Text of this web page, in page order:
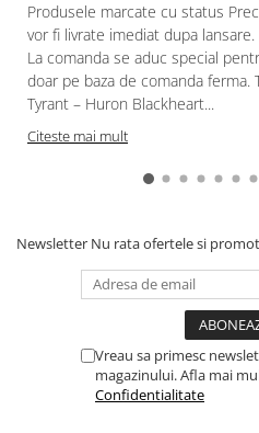
Age of Sigmar
Paints & Tools
Starter Sets
Friday The 13th
Marvel Univers
DC Univers
FUNKO POP!
Produsele marcate cu status
vor fi livrate imediat dupa
La comanda se aduc special
doar pe baza de comanda ferma.
Tyrant – Huron Blackheart...
Citeste mai mult
Newsletter Nu rata ofertele si
Vreau sa primesc
magazinului. Afla mai
Confidentialitate